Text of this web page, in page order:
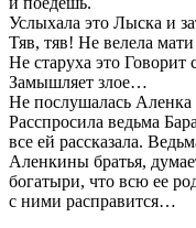
Услыхала это Лыска и
Тяв, тяв! Не велела
Не старуха это
Замышляет злое…
Не послушалась Аленка
Расспросила ведьма
все ей рассказала.
Аленкины братья,
богатыри, что всю ее
с ними расправится…